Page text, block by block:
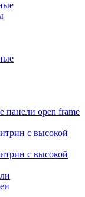
панели open frame
с высокой
с высокой